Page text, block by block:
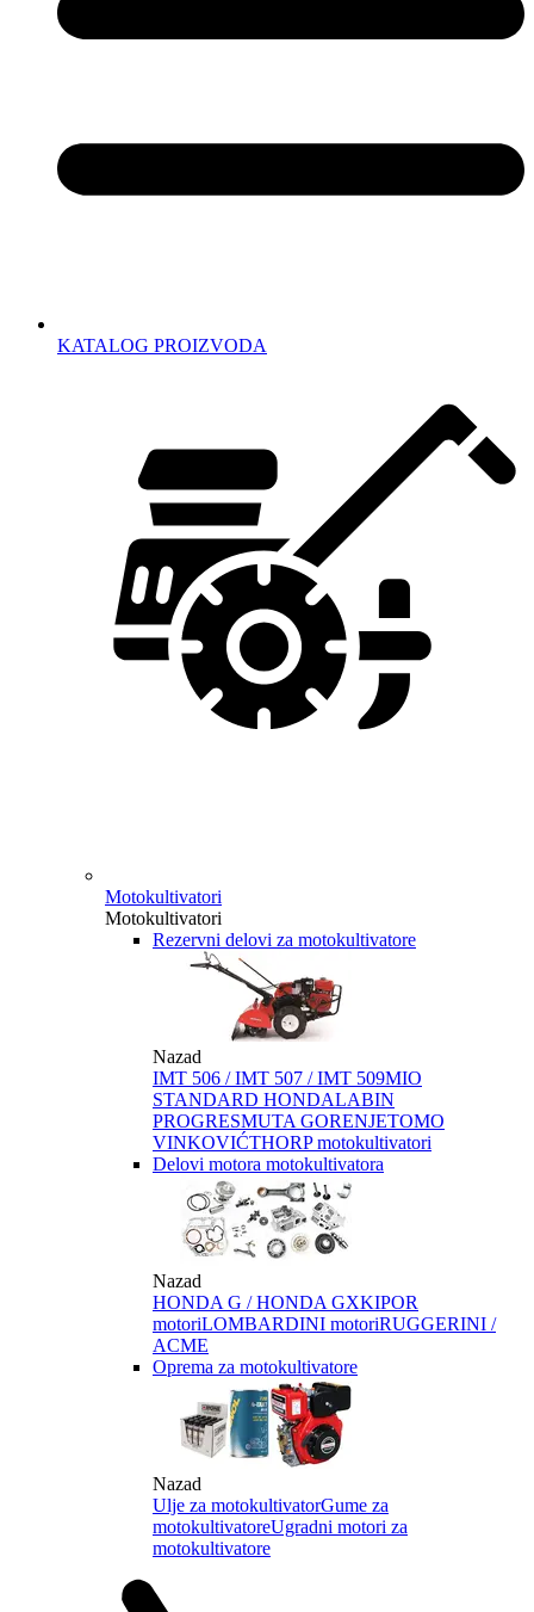
KATALOG PROIZVODA
Motokultivatori
Motokultivatori
Rezervni delovi za motokultivatore
Nazad
IMT 506 / IMT 507 / IMT 509MIO
STANDARD HONDALABIN
PROGRESMUTA GORENJETOMO
VINKOVIĆTHORP motokultivatori
Delovi motora motokultivatora
Nazad
HONDA G / HONDA GXKIPOR
motoriLOMBARDINI motoriRUGGERINI /
ACME
Oprema za motokultivatore
Nazad
Ulje za motokultivatorGume za
motokultivatoreUgradni motori za
motokultivatore